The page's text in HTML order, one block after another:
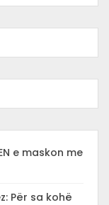
e maskon me
Për sa kohë